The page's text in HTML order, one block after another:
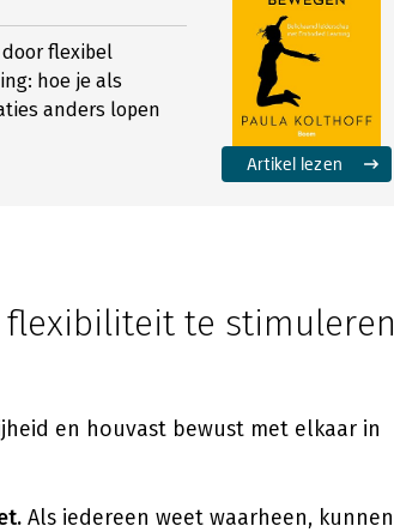
flexibel
hoe je als
anders lopen
Artikel lezen
flexibiliteit te stimuleren
en houvast bewust met elkaar in
Als iedereen weet waarheen, kunnen